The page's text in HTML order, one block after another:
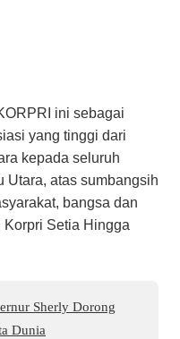
ini sebagai
yang tinggi dari
kepada seluruh
Utara, atas sumbangsih
bangsa dan
Korpri Setia Hingga
Sherly Dorong
Dunia